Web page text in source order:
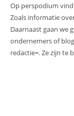
Op perspodium
Zoals informatie
Daarnaast gaan we
ondernemers of
redactie=. Ze zijn te